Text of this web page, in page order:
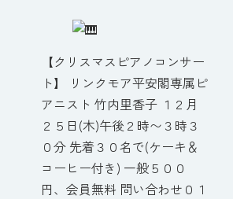
【クリスマスピアノコンサー
ト】 リンクモア平安閣専属ピ
アニスト 竹内里香子 １２月
２５日(木)午後２時〜３時３
０分 先着３０名で(ケーキ＆
コーヒー付き) 一般５００
円、会員無料 問い合わせ０１